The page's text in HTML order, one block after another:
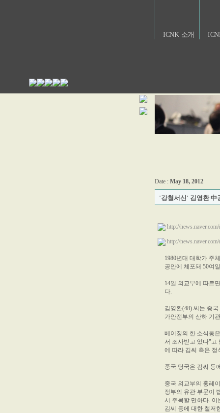
ICNK 소개
Date : May 18, 2012
'강철서신' 김영환 中
http://
http://
1980년대 대학가 주
공안에 체포돼 50여
14일 외교부에 따르
다.
김영환(48) 씨는 중
가안전부의 산하 기
베이징의 한 소식통
서 조사받고 있다"고
에 따라 김씨 측은 정
중국 당국은 김씨 등
중국 외교부의 훙레
정부의 유관 부문이
서 주목할 만하다.
김씨 등에 대한 철저